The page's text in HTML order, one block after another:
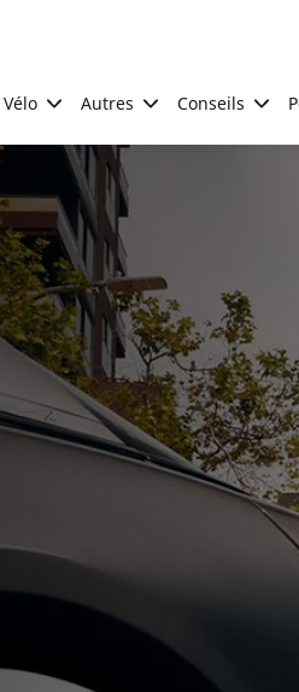
Vélo Autres Conseils